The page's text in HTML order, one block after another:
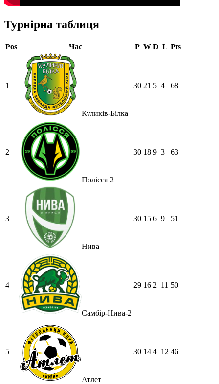
Турнірна таблиця
Pos Час P W D L Pts
1
Куликів-Білка
30 21 5 4 68
2
Полісся-2
30 18 9 3 63
3
Нива
30 15 6 9 51
4
Самбір-Нива-2
29 16 2 11 50
5
Атлет
30 14 4 12 46